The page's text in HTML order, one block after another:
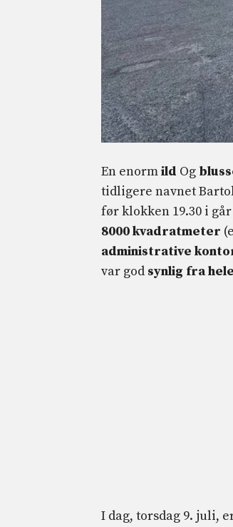
En enormild Og
tidligere navnet
før klokken 19.30 i
8000 kvadratmeter
administrative
var god synlig fra
I dag, torsdag 9. juli,